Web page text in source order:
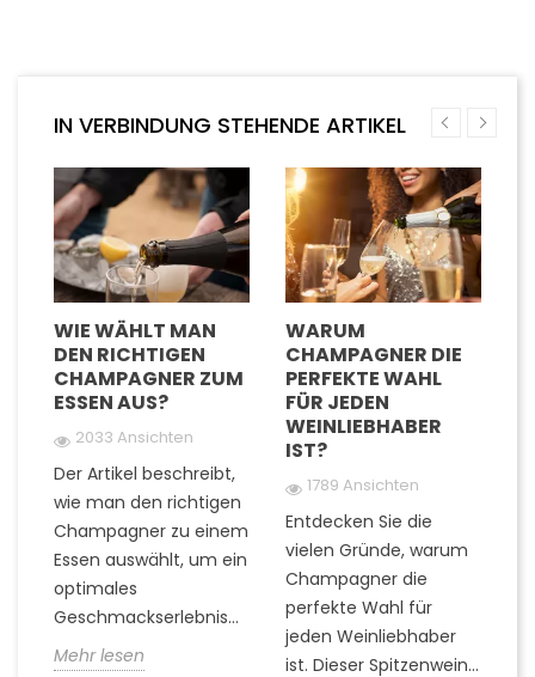
IN VERBINDUNG STEHENDE ARTIKEL
WIE WÄHLT MAN
DEN RICHTIGEN
CHAMPAGNER ZUM
ESSEN AUS?
2033 Ansichten
Der Artikel beschreibt,
wie man den richtigen
Champagner zu einem
Essen auswählt, um ein
optimales
Geschmackserlebnis...
Mehr lesen
WARUM
CHAMPAGNER DIE
PERFEKTE WAHL
FÜR JEDEN
WEINLIEBHABER
IST?
1789 Ansichten
Entdecken Sie die
vielen Gründe, warum
Champagner die
perfekte Wahl für
jeden Weinliebhaber
ist. Dieser Spitzenwein...